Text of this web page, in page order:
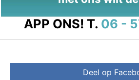
APP ONS! T. 06 -
Deel op